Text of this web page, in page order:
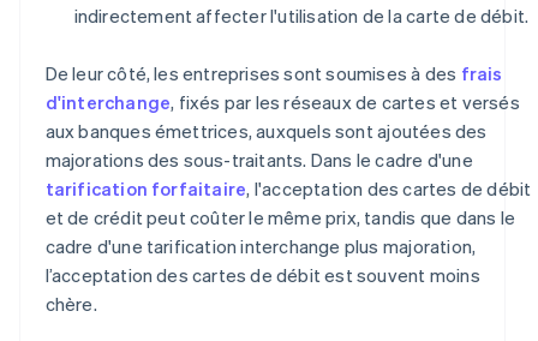
indirectement affecter l'utilisation de la carte de débit.
De leur côté, les entreprises sont soumises à des frais
d'interchange, fixés par les réseaux de cartes et versés
aux banques émettrices, auxquels sont ajoutées des
majorations des sous-traitants. Dans le cadre d'une
tarification forfaitaire, l'acceptation des cartes de débit
et de crédit peut coûter le même prix, tandis que dans le
cadre d'une tarification interchange plus majoration,
l’acceptation des cartes de débit est souvent moins
chère.